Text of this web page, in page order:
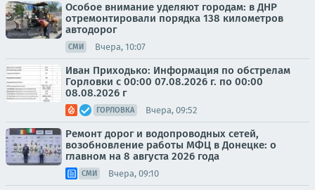
Особое внимание уделяют городам: в ДНР
отремонтировали порядка 138 километров
автодорог
СМИ Вчера, 10:07
Иван Приходько: Информация по обстрелам
Горловки с 00:00 07.08.2026 г. по 00:00
08.08.2026 г
ГОРЛОВКА Вчера, 09:52
Ремонт дорог и водопроводных сетей,
возобновление работы МФЦ в Донецке: о
главном на 8 августа 2026 года
СМИ Вчера, 09:10